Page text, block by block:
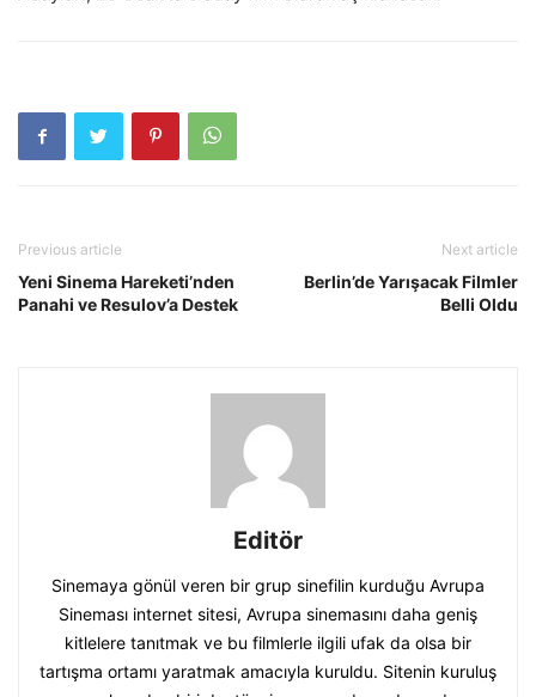
Previous article
Yeni Sinema Hareketi’nden
Panahi ve Resulov’a Destek
Next article
Berlin’de Yarışacak Filmler
Belli Oldu
Editör
Sinemaya gönül veren bir grup sinefilin kurduğu Avrupa
Sineması internet sitesi, Avrupa sinemasını daha geniş
kitlelere tanıtmak ve bu filmlerle ilgili ufak da olsa bir
tartışma ortamı yaratmak amacıyla kuruldu. Sitenin kuruluş